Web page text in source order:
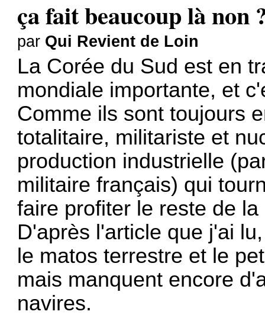
ça fait beaucoup là non
par Qui Revient de Loin
La Corée du Sud est en
mondiale importante, et
Comme ils sont toujours
totalitaire, militariste et
production industrielle
militaire français) qui
faire profiter le reste de la
D'après l'article que j'ai
le matos terrestre et le
mais manquent encore
navires.